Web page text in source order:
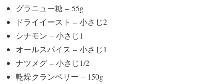
グラニュー糖 – 55g
ドライイースト – 小さじ2
シナモン – 小さじ1
オールスパイス – 小さじ1
ナツメグ – 小さじ1/2
乾燥クランベリー – 150g